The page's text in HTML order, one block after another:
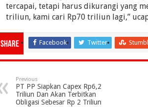
tercapai, tetapi harus dikurangi yang
triliun, kami cari Rp70 triliun lagi,”
Share Facebook Twitter
Previous
PT PP Siapkan Capex Rp6,2
Triliun Dan Akan Terbitkan
Obligasi Sebesar Rp 2 Triliun